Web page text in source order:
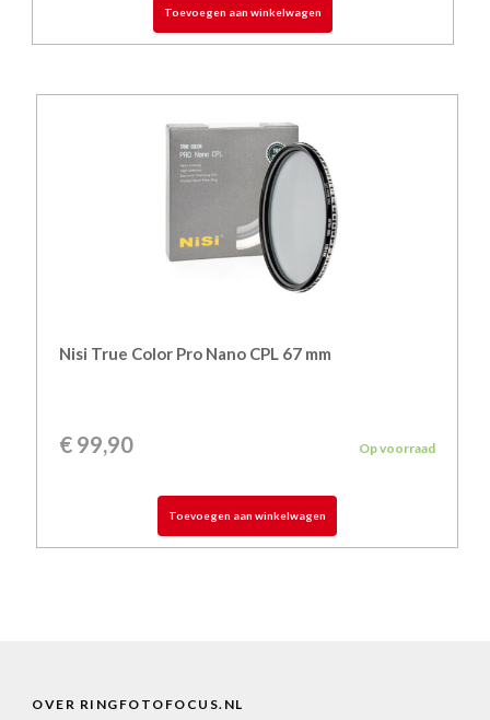
Toevoegen aan winkelwagen
Nisi True Color Pro Nano CPL 67 mm
€99,90 Op voorraad
Toevoegen aan winkelwagen
OVER RINGFOTOFOCUS.NL